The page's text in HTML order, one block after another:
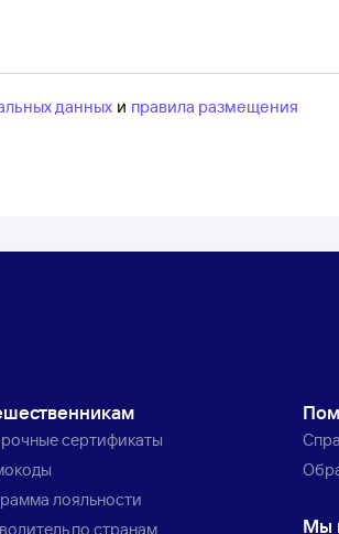
данных и правила размещения
сертификаты
лояльности
по странам
Мы